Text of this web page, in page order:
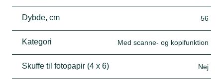
Dybde, cm 56
Kategori Med scanne- og kopifunktion
Skuffe til fotopapir (4 x 6) Nej